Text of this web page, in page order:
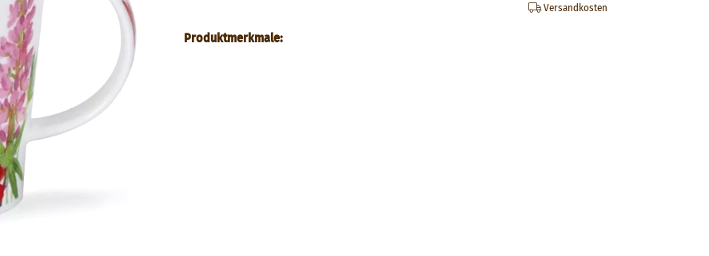
Versandkosten
Produktmerkmale: